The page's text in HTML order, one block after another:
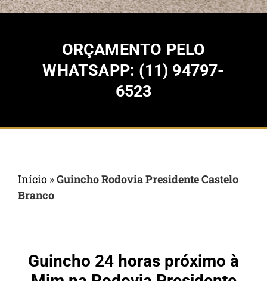
ORÇAMENTO PELO
WHATSAPP: (11) 94797-
6523
Início »Guincho Rodovia Presidente Castelo
Branco
Guincho 24 horas próximo à